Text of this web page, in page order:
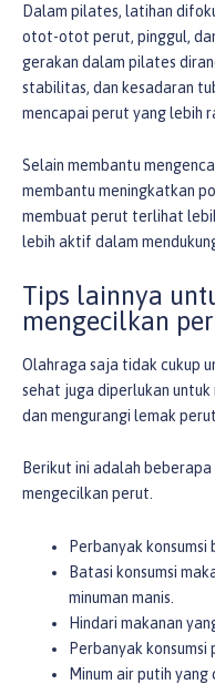
Dalam pilates, latihan
otot-otot perut, pinggul,
gerakan dalam pilates
stabilitas, dan kesadaran
mencapai perut yang lebih
Selain membantu
membantu meningkatkan
membuat perut terlihat
lebih aktif dalam
Tips lainnya
mengecilkan
Olahraga saja tidak cukup
sehat juga diperlukan
dan mengurangi lemak perut.
Berikut ini adalah
mengecilkan perut.
Perbanyak konsumsi
Batasi konsumsi
minuman manis.
Hindari makanan
Perbanyak konsumsi
Minum air putih yang